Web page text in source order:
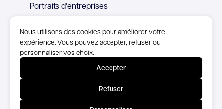
Nous utilisons des cookies pour améliorer votre
expérience. Vous pouvez accepter, refuser ou
personnaliser vos choix.
Accepter
Refuser
Portraits d'entreprises
© Copyright Syntec, 2026
Politique de confidentialité